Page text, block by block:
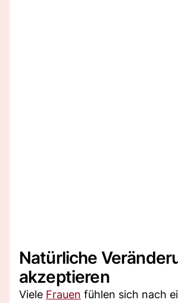
Natürliche
akzeptieren
Viele Frauen fühlen sich nach